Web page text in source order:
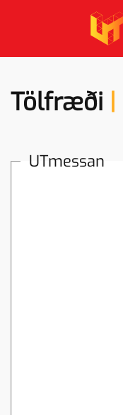
Skip to main content
Tölfræði |
UTmessan